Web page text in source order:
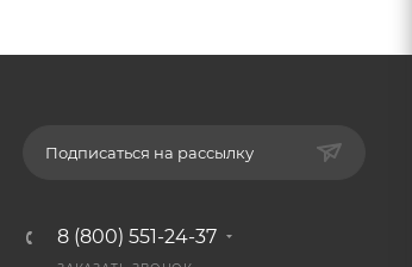
Подписаться на рассылку
8 (800) 551-24-37